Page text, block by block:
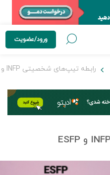
ورود/عضویت
رابطه تیپ‌های شخصیتی INFP و ESFP